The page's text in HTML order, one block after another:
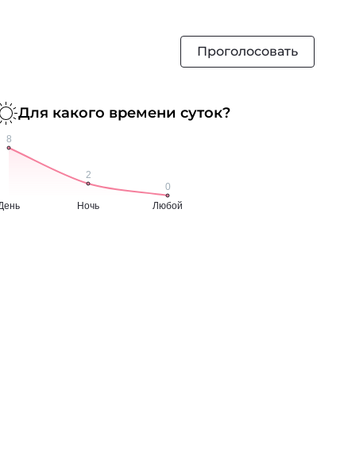
Проголосовать
Для какого времени суток?